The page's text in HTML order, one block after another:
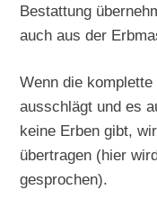
Bestattung
auch aus der
Wenn die
ausschlägt und es
keine Erben gibt,
übertragen (hier
gesprochen).